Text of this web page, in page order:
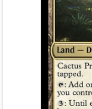
Mã giảm giá:
Ngày hết hạn:
Điều kiện: